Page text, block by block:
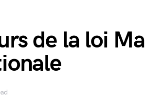
de la loi